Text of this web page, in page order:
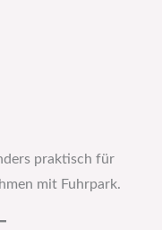
praktisch für
mit Fuhrpark.